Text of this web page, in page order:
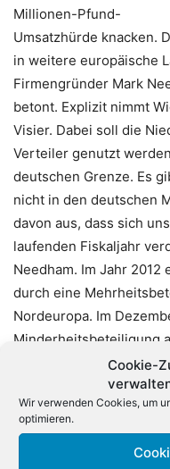
Cookie-
Wir verwenden Cookies, um
optimieren.
Millionen-Pfund-
Umsatzhürde knacken.
in weitere europäische
Firmengründer Mark
betont. Explizit nimmt
Visier. Dabei soll die
Verteiler genutzt
deutschen Grenze. Es
nicht in den deutschen
davon aus, dass sich
laufenden Fiskaljahr
Needham. Im Jahr
durch eine
Nordeuropa. Im
Minderheitsbeteiligung
Newgen Distribution AB.
Zu den Kunden des
Fachhändlern auch
Amazon und Dixons